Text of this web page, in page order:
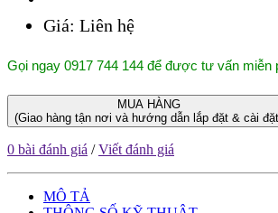
Giá: Liên hệ
Gọi ngay 0917 744 144 để được tư vấn miễn
MUA HÀNG
(Giao hàng tận nơi và hướng dẫn lắp đặt & cài
0 bài đánh giá /Viết đánh giá
MÔ TẢ